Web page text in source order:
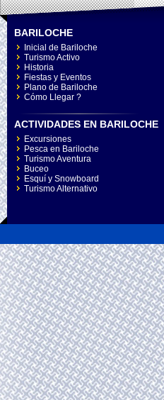
BARILOCHE
Inicial de Bariloche
Turismo Activo
Historia
Fiestas y Eventos
Plano de Bariloche
Cómo Llegar ?
ACTIVIDADES EN BARILOCHE
Excursiones
Pesca en Bariloche
Turismo Aventura
Buceo
Esquí y Snowboard
Turismo Alternativo